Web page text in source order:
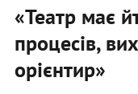
«Театр має
процесів,
орієнтир»